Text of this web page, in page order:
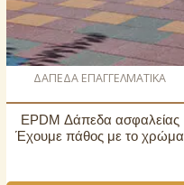
ΔΑΠΕΔΑ ΕΠΑΓΓΕΛΜΑΤΙΚΑ
EPDM Δάπεδα ασφαλείας
Έχουμε πάθος με το χρώμα